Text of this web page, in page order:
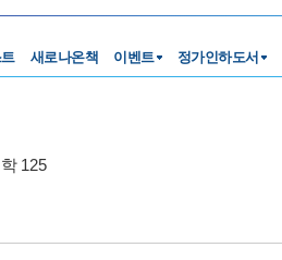
새로나온책 이벤트 정가인하도서
125